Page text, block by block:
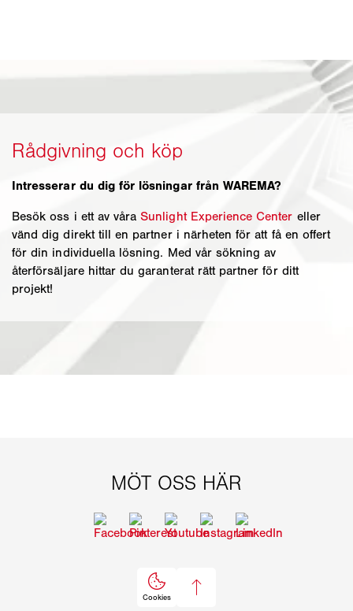
Intresserar du dig för lösningar från WAREMA?
Besök oss i ett av våraSunlight Experience Center eller
vänd dig direkt till en partner i närheten för att få en offert
för din individuella lösning. Med vår sökning av
återförsäljare hittar du garanterat rätt partner för ditt
projekt!